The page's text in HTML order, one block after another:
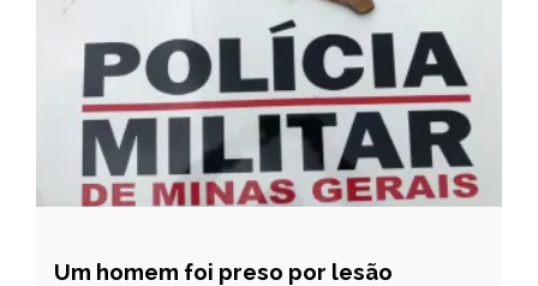
CAPELINHA
Um homem foi preso por lesão